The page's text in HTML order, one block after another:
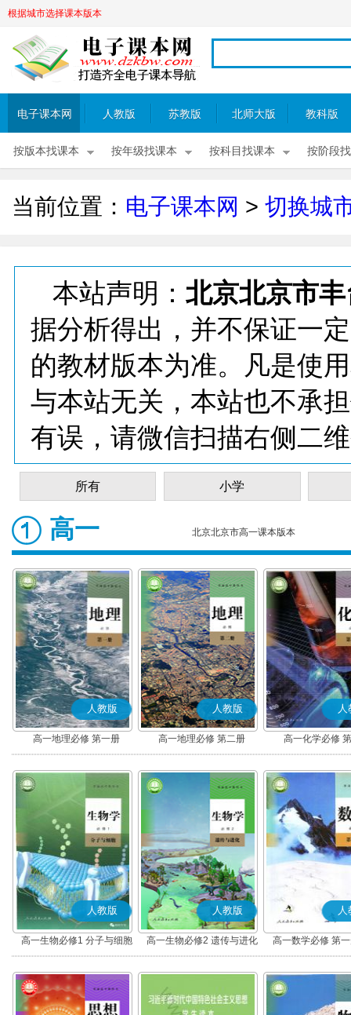
根据城市选择课本版本
电子课本网 人教版 苏教版 北师大版 教科版
按版本找课本 按年级找课本 按科目找课本 按阶段
当前位置： 电子课本网 > 切换城
本站声明： 北京北京市
据分析得出，并不保证一
的教材版本为准。凡是使
与本站无关，本站也不承
有误，请微信扫描右侧二
所有 小学
高一 北京北京市高一课本版本
人教版
高一地理必修 第一册
人教版
高一地理必修 第二册
人
高一化学必修
人教版
高一生物必修1 分子与细胞
人教版
高一生物必修2 遗传与进化
人
高一数学必修 第